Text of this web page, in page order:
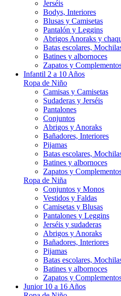
Jerséis
Bodys, Interiores
Blusas y Camisetas
Pantalón y Leggins
Abrigos Anoraks y
Batas escolares,
Batines y albornoces
Zapatos y
Infantil 2 a 10 Años
Ropa de Niño
Camisas y Camisetas
Sudaderas y Jerséis
Pantalones
Conjuntos
Abrigos y Anoraks
Bañadores, Interiores
Pijamas
Batas escolares,
Batines y albornoces
Zapatos y
Ropa de Niña
Conjuntos y Monos
Vestidos y Faldas
Camisetas y Blusas
Pantalones y Leggins
Jerséis y sudaderas
Abrigos y Anoraks
Bañadores, Interiores
Pijamas
Batas escolares,
Batines y albornoces
Zapatos y
Junior 10 a 16 Años